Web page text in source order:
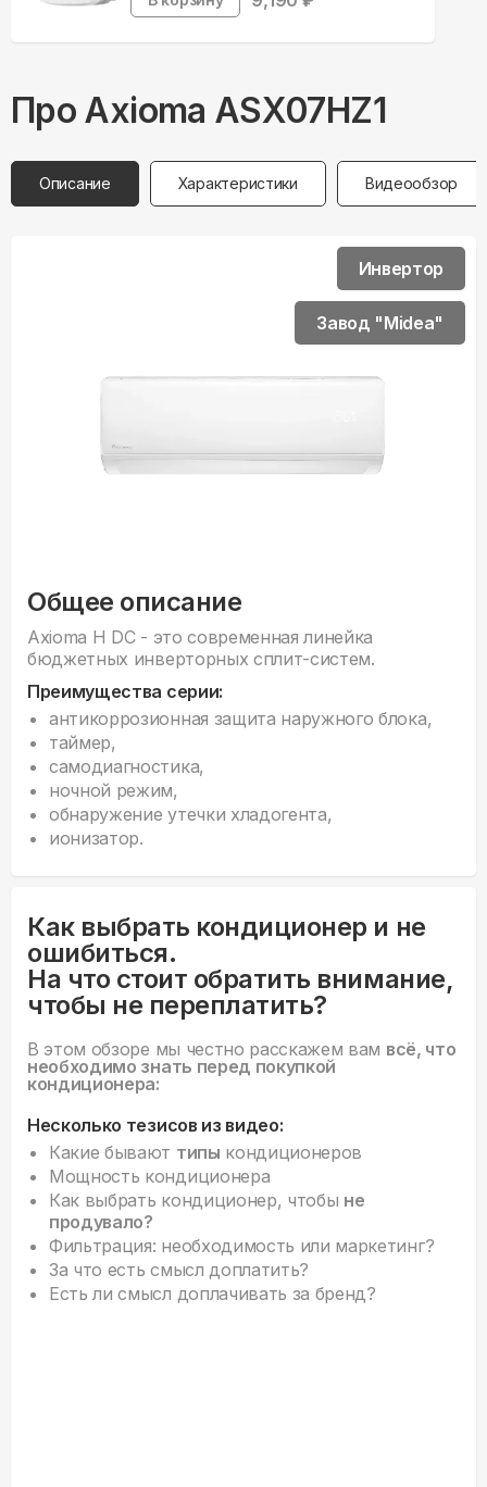
Про Axioma ASX07HZ1
Описание Характеристики Видеообзор
Общее описание
Axioma H DC - это современная линейка
бюджетных инверторных сплит-систем.
Преимущества серии:
антикоррозионная защита наружного блока,
таймер,
самодиагностика,
ночной режим,
обнаружение утечки хладогента,
ионизатор.
Инвертор
Завод "Midea"
Как выбрать кондиционер и не
ошибиться.
На что стоит обратить внимание,
чтобы не переплатить?
В этом обзоре мы честно расскажем вам всё, что
необходимо знать перед покупкой
кондиционера:
Несколько тезисов из видео:
Какие бывают типы кондиционеров
Мощность кондиционера
Как выбрать кондиционер, чтобы не
продувало?
Фильтрация: необходимость или маркетинг?
За что есть смысл доплатить?
Есть ли смысл доплачивать за бренд?